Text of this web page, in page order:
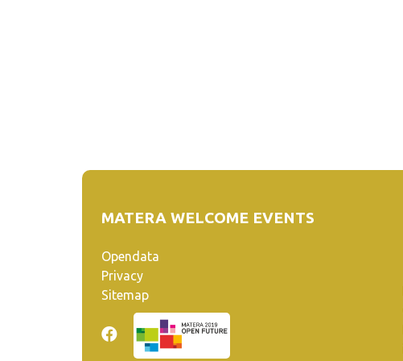
MATERA WELCOME EVENTS
Opendata
Privacy
Sitemap